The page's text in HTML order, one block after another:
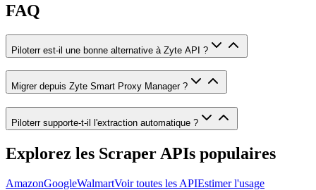
FAQ
Piloterr est-il une bonne alternative à Zyte API ?
Migrer depuis Zyte Smart Proxy Manager ?
Piloterr supporte-t-il l'extraction automatique ?
Explorez les Scraper APIs populaires
AmazonGoogleWalmartVoir toutes les APIEstimer l'usage